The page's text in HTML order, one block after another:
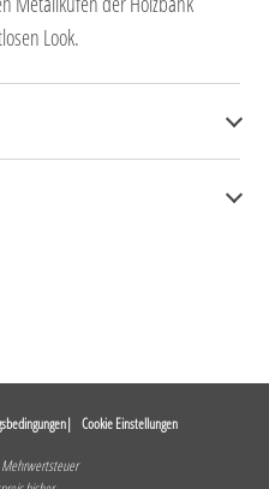
Look.
Cookie Einstellungen
Mehrwertsteuer